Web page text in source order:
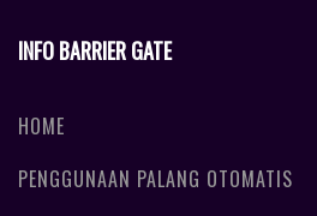
INFO BARRIER GATE
HOME
PENGGUNAAN PALANG OTOMATIS